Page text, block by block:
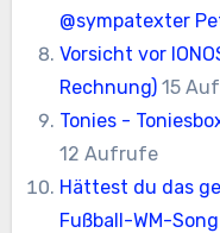
@sympatexter
Vorsicht vor
Rechnung) 15
Tonies -
12 Aufrufe
Hättest du das
Fußball-WM-